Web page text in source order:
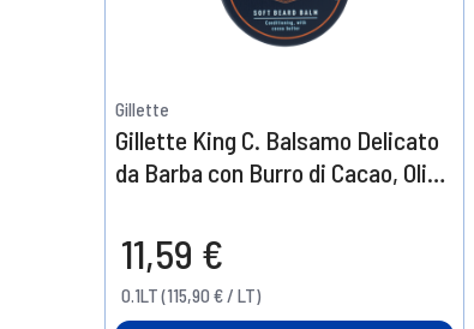
Gillette
Gillette King C. Balsamo Delicato
da Barba con Burro di Cacao, Olio
11,59 €
0.1LT (115,90 € / LT)